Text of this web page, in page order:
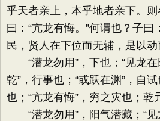
乎天者亲上，本乎地者亲下。
曰：“亢龙有悔。”何谓也？子曰
民，贤人在下位而无辅，是以动
“潜龙勿用”，下也；“见龙在
乾”，行事也；“或跃在渊”，自
也；“亢龙有悔”，穷之灾也；乾
“潜龙勿用”，阳气潜藏；“见